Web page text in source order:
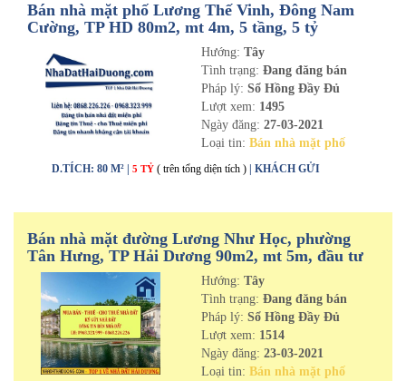
Bán nhà mặt phố Lương Thế Vinh, Đông Nam
Cường, TP HD 80m2, mt 4m, 5 tầng, 5 tỷ
Hướng: Tây
Tình trạng: Đang đăng bán
Pháp lý: Sổ Hồng Đầy Đủ
Lượt xem: 1495
Ngày đăng: 27-03-2021
Loại tin: Bán nhà mặt phố
D.TÍCH: 80 M² | 5 TỶ ( trên tổng diện tích ) | KHÁCH GỬI
Bán nhà mặt đường Lương Như Học, phường
Tân Hưng, TP Hải Dương 90m2, mt 5m, đầu tư
cực tốt
Hướng: Tây
Tình trạng: Đang đăng bán
Pháp lý: Sổ Hồng Đầy Đủ
Lượt xem: 1514
Ngày đăng: 23-03-2021
Loại tin: Bán nhà mặt phố